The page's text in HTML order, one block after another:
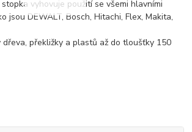
vyhovuje použití se všemi hlavními
jsou DEWALT, Bosch, Hitachi, Flex, Makita,
dřeva, překližky a plastů až do tloušťky 150